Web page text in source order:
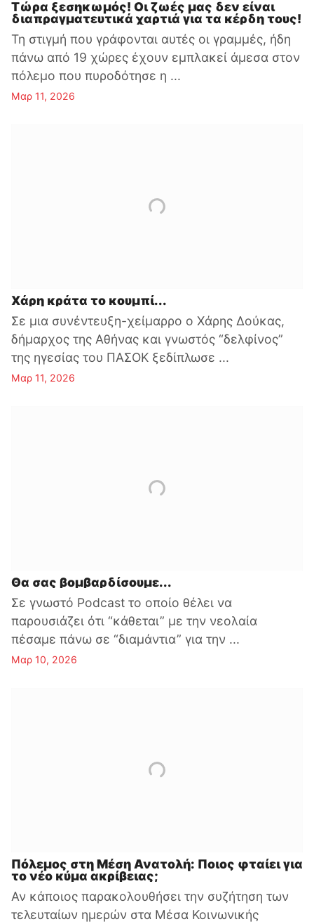
Τώρα ξεσηκωμός! Οι ζωές μας δεν είναι
διαπραγματευτικά χαρτιά για τα κέρδη τους!
Τη στιγμή που γράφονται αυτές οι γραμμές, ήδη
πάνω από 19 χώρες έχουν εμπλακεί άμεσα στον
πόλεμο που πυροδότησε η ...
Μαρ 11, 2026
Χάρη κράτα το κουμπί...
Σε μια συνέντευξη-χείμαρρο ο Χάρης Δούκας,
δήμαρχος της Αθήνας και γνωστός “δελφίνος”
της ηγεσίας του ΠΑΣΟΚ ξεδίπλωσε ...
Μαρ 11, 2026
Θα σας βομβαρδίσουμε...
Σε γνωστό Podcast το οποίο θέλει να
παρουσιάζει ότι “κάθεται” με την νεολαία
πέσαμε πάνω σε “διαμάντια” για την ...
Μαρ 10, 2026
Πόλεμος στη Μέση Ανατολή: Ποιος φταίει για
το νέο κύμα ακρίβειας;
Αν κάποιος παρακολουθήσει την συζήτηση των
τελευταίων ημερών στα Μέσα Κοινωνικής